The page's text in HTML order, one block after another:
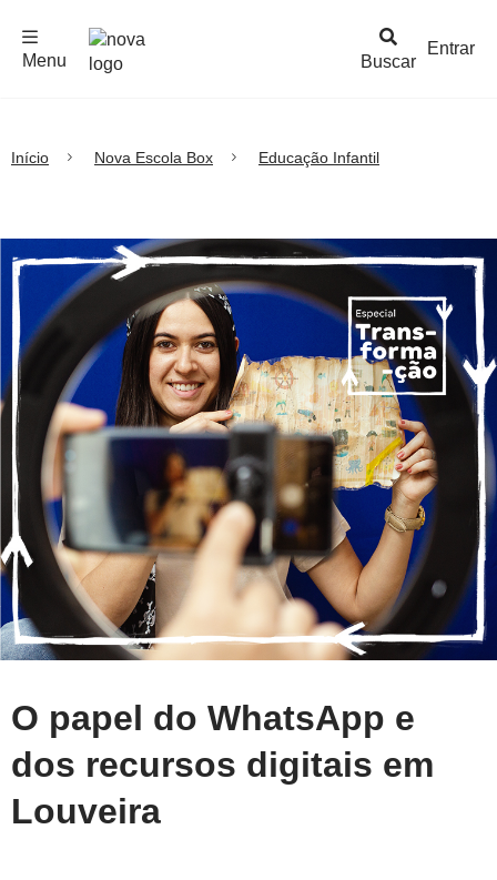
Buscar
Menu
Entrar
Início Nova Escola Box Educação Infantil
O papel do WhatsApp e
dos recursos digitais em
Louveira